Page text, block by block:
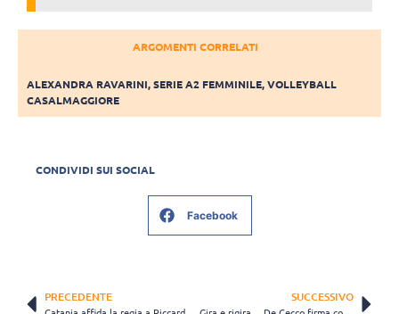
ARGOMENTI CORRELATI
ALEXANDRA RAVARINI,SERIE A2 FEMMINILE,VOLLEYBALL
CASALMAGGIORE
CONDIVIDI SUI SOCIAL
Facebook
PRECEDENTE SUCCESSIVO